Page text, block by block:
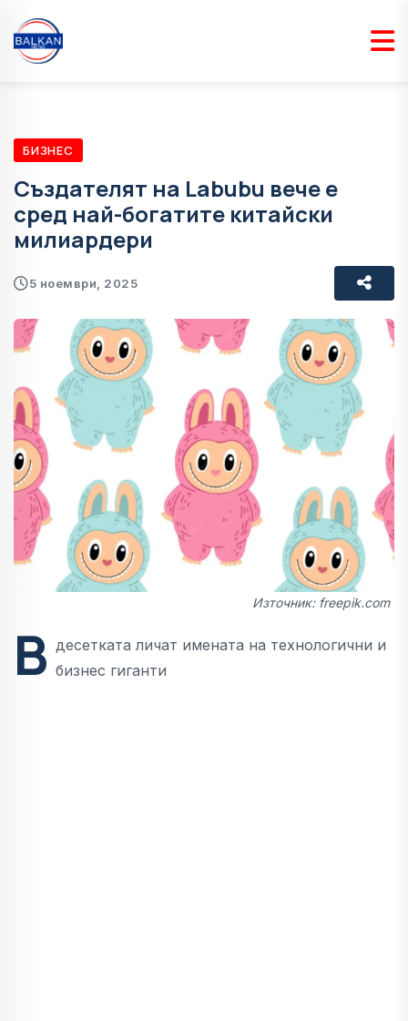
БИЗНЕС
Създателят на Labubu вече е
сред най-богатите китайски
милиардери
5 ноември, 2025
Източник: freepik.com
В десетката личат имената на технологични и
бизнес гиганти